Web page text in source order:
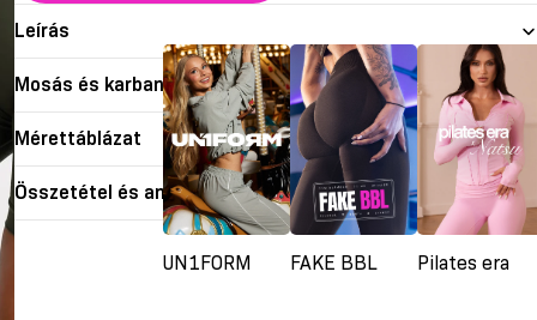
UN1FORM FAKE BBL Pilates era
Leírás
Mosás és karbantartás
Mérettáblázat
Összetétel és anyagok